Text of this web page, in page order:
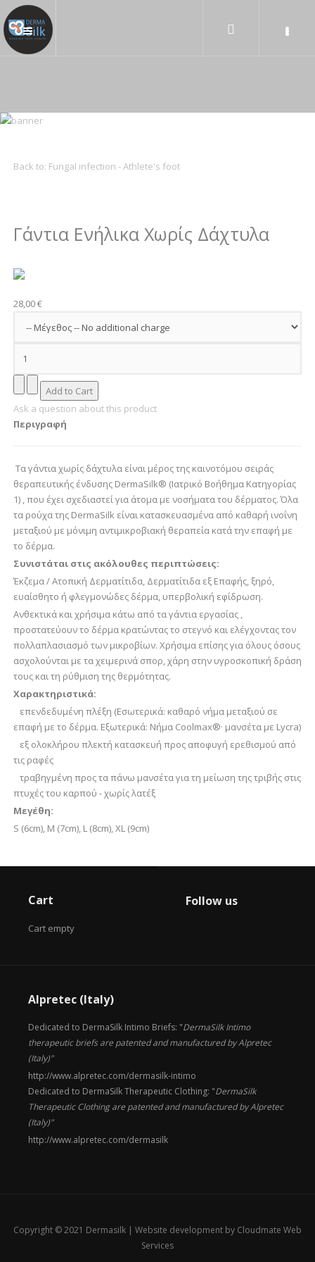
Back to: Fungal infection - Athlete's foot
Γάντια Ενήλικα Χωρίς Δάχτυλα
28,00 €
Ask a question about this product
Περιγραφή
Τα γάντια χωρίς δάχτυλα είναι μέρος της καινοτόμου σειράς
θεραπευτικής ένδυσης DermaSilk® (Ιατρικό Βοήθημα Κατηγορίας
1) , που έχει σχεδιαστεί για άτομα με νοσήματα του δέρματος. Όλα
τα ρούχα της DermaSilk είναι κατασκευασμένα από καθαρή ινοΐνη
μεταξιού με μόνιμη αντιμικροβιακή θεραπεία κατά την επαφή με
το δέρμα.
Συνιστάται στις ακόλουθες περιπτώσεις:
Έκζεμα / Ατοπική Δερματίτιδα, Δερματίτιδα εξ Επαφής, ξηρό,
ευαίσθητο ή φλεγμονώδες δέρμα, υπερβολική εφίδρωση.
Ανθεκτικά και χρήσιμα κάτω από τα γάντια εργασίας ,
προστατεύουν το δέρμα κρατώντας το στεγνό και ελέγχοντας τον
πολλαπλασιασμό των μικροβίων. Χρήσιμα επίσης για όλους όσους
ασχολούνται με τα χειμερινά σπορ, χάρη στην υγροσκοπική δράση
τους και τη ρύθμιση της θερμότητας.
Χαρακτηριστικά:
επενδεδυμένη πλέξη (Εσωτερικά: καθαρό νήμα μεταξιού σε
επαφή με το δέρμα. Εξωτερικά: Νήμα Coolmax®· μανσέτα με Lycra)
εξ ολοκλήρου πλεκτή κατασκευή προς αποφυγή ερεθισμού από
τις ραφές
τραβηγμένη προς τα πάνω μανσέτα για τη μείωση της τριβής στις
πτυχές του καρπού - χωρίς λατέξ
Μεγέθη:
S (6cm), M (7cm), L (8cm), XL (9cm)
Cart
Cart empty
Follow us
Alpretec (Italy)
Dedicated to DermaSilk Intimo Briefs: "DermaSilk Intimo
therapeutic briefs are patented and manufactured by Alpretec
(Italy)"
http://www.alpretec.com/dermasilk-intimo
Dedicated to DermaSilk Therapeutic Clothing: "DermaSilk
Therapeutic Clothing are patented and manufactured by Alpretec
(Italy)"
http://www.alpretec.com/dermasilk
Copyright © 2021 Dermasilk | Website development by Cloudmate Web
Services